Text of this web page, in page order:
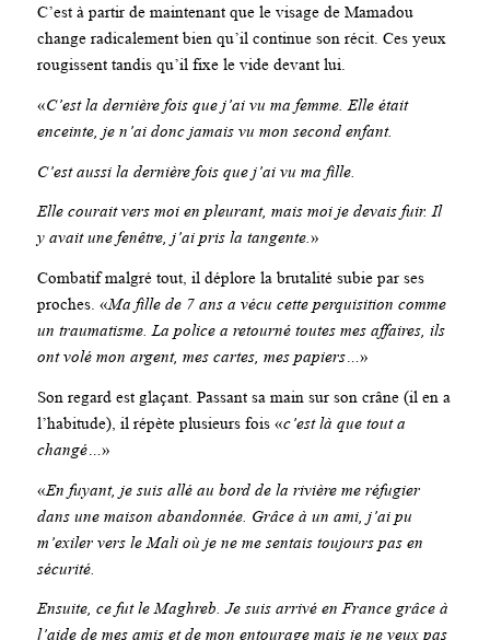
C’est à partir de maintenant que le visage de Mamadou
change radicalement bien qu’il continue son récit. Ces yeux
rougissent tandis qu’il fixe le vide devant lui.
«C’est la dernière fois que j’ai vu ma femme. Elle était
enceinte, je n’ai donc jamais vu mon second enfant.
C’est aussi la dernière fois que j’ai vu ma fille.
Elle courait vers moi en pleurant, mais moi je devais fuir. Il
y avait une fenêtre, j’ai pris la tangente.»
Combatif malgré tout, il déplore la brutalité subie par ses
proches. «Ma fille de 7 ans a vécu cette perquisition comme
un traumatisme. La police a retourné toutes mes affaires, ils
ont volé mon argent, mes cartes, mes papiers… »
Son regard est glaçant. Passant sa main sur son crâne (il en a
l’habitude), il répète plusieurs fois «c’est là que tout a
changé… »
«En fuyant, je suis allé au bord de la rivière me réfugier
dans une maison abandonnée. Grâce à un ami, j’ai pu
m’exiler vers le Mali où je ne me sentais toujours pas en
sécurité.
Ensuite, ce fut le Maghreb. Je suis arrivé en France grâce à
l’aide de mes amis et de mon entourage mais je ne veux pas